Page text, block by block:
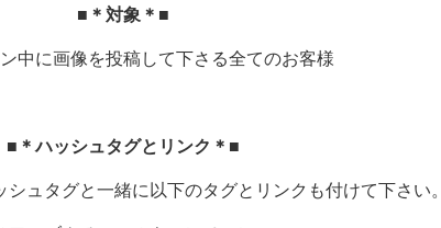
■＊対象＊■
中に画像を投稿して下さる全てのお客様
■＊ハッシュタグとリンク＊■
ュタグと一緒に以下のタグとリンクも付けて下さい。